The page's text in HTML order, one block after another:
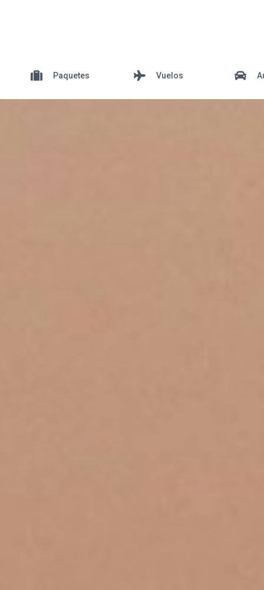
Paquetes Vuelos